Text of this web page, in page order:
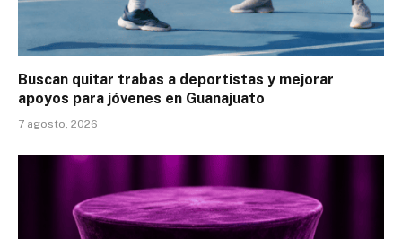
Buscan quitar trabas a deportistas y mejorar
apoyos para jóvenes en Guanajuato
7 agosto, 2026